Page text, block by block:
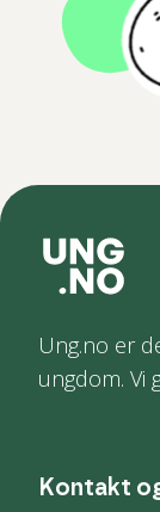
Ung.no er
ungdom. Vi
Kontakt